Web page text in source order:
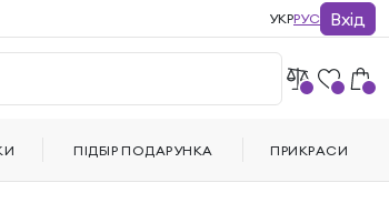
УКРРУС Вхід
ПІДБІР ПОДАРУНКА ПРИКРАСИ